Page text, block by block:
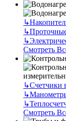
↳
↳
↳
Смотреть
↳Счетчики
↳
↳
Смотреть